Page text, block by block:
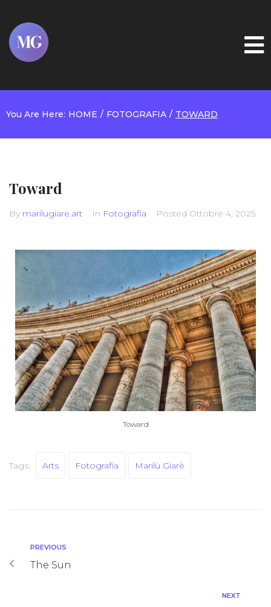
You Are Here: HOME / FOTOGRAFIA / TOWARD
Toward
By marilugiare.art In Fotografia Posted Ottobre 4, 2025
Toward
Tags: Arts Fotografia Marilù Giarè
PREVIOUS
The Sun
NEXT